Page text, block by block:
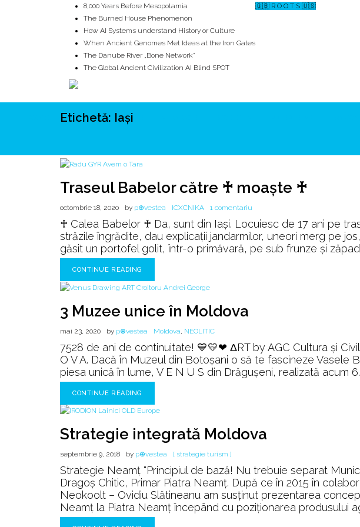
🇬🇧 R O O T S 🇺🇸
8,000 Years Before Mesopotamia
The Burned House Phenomenon
How AI Systems understand History or Culture
When Ancient Genomes Met Ideas at the Iron Gates
The Danube River „Bone Network”
The Global Ancient Civilization AI Blind SPOT
UNRIVALS ISTORIE
Etichetă: Iaşi
Traseul Babelor către ♰ moaște ♰
octombrie 18, 2020 by p⊕vestea ICXCNIKA 1 comentariu
Traseul
♰ Calea Babelor ♰ Da, sunt din Iași. Locuiesc de 17 ani pe
străzile îngrădite, dau explicații jandarmilor, uneori merg pe
găsit un portofel golit, într-o primăvară, pe sub frunze și
CONTINUE READING
3 Muzee unice în Moldova
mai 23, 2020 by p⊕vestea Moldova NEOLITIC
7528 de ani de continuitate! 💙💛❤ ΔRT by AGC Cultura și
O V A. Dacă în Muzeul din Botoșani o să te fascineze Vasele
piesa unică în lume, V E N U S din Drăguşeni, realizată acum
CONTINUE READING
Strategie integrată Moldova
septembrie 9, 2018 by p⊕vestea [ strategie turism ]
Strategie Neamț “Principiul de bază! Nu trebuie separat
Dragoș Chitic, Primar Piatra Neamț. După ce în 2015 în
Neokoolt – Ovidiu Slătineanu am susținut prezentarea
Neamț la Piatra Neamț începând cu poziționarea produsului